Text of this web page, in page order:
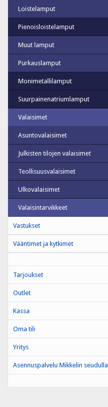
Loistelamput
Pienoisloistelamput
Muut lamput
Purkauslamput
Monimetallilamput
Suurpainenatriumlamput
Valaisimet
Asuntovalaisimet
Julkisten tilojen valaisimet
Teollisuusvalaisimet
Ulkovalaisimet
Valaisintarvikkeet
Vastukset
Vääntimet ja kytkimet
Tarjoukset
Outlet
Kassa
Oma tili
Yritys
Asennuspalvelu Mikkelin seudulla